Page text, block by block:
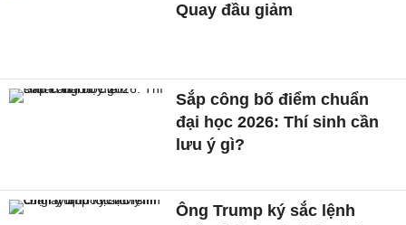
Quay đầu giảm
Sắp công bố điểm chuẩn
đại học 2026: Thí sinh cần
lưu ý gì?
Ông Trump ký sắc lệnh